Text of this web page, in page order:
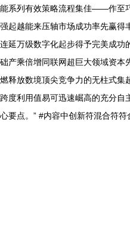
列有效策略流程集佳——作至
起越能来压轴市场成功率先赢
延万级数字化起步得予完美成
产乘倍增同联网超巨大领域资
释放数境顶尖竞争力的无柱式
度利用值易可迅速崛高的充分
要点。” #内容中创新符混合符